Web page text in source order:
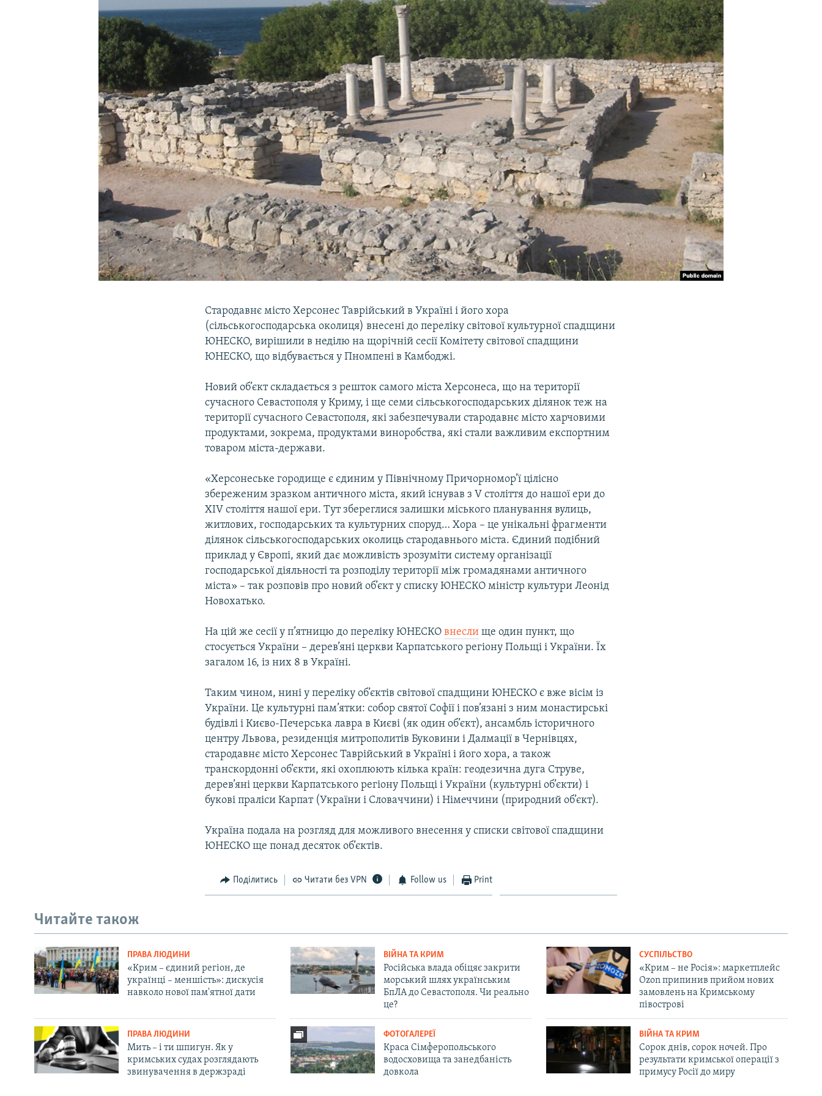
УКРАЇНСЬКА ПРОБЛЕМА КРИМУ
Стародавнє місто Херсонес Таврійський в Україні і його хора
(сільськогосподарська околиця) внесені до переліку світової культурної спадщини
ЮНЕСКО, вирішили в неділю на щорічній сесії Комітету світової спадщини
ЮНЕСКО, що відбувається у Пномпені в Камбоджі.
Новий об’єкт складається з решток самого міста Херсонеса, що на території
сучасного Севастополя у Криму, і ще семи сільськогосподарських ділянок теж на
території сучасного Севастополя, які забезпечували стародавнє місто харчовими
продуктами, зокрема, продуктами виноробства, які стали важливим експортним
товаром міста-держави.
«Херсонеське городище є єдиним у Північному Причорномор’ї цілісно
збереженим зразком античного міста, який існував з V століття до нашої ери до
XIV століття нашої ери. Тут збереглися залишки міського планування вулиць,
житлових, господарських та культурних споруд… Хора – це унікальні фрагменти
ділянок сільськогосподарських околиць стародавнього міста. Єдиний подібний
приклад у Європі, який дає можливість зрозуміти систему організації
господарської діяльності та розподілу території між громадянами античного
міста» – так розповів про новий об’єкт у списку ЮНЕСКО міністр культури Леонід
Новохатько.
На цій же сесії у п’ятницю до переліку ЮНЕСКОвнесли ще один пункт, що
стосується України – дерев’яні церкви Карпатського регіону Польщі і України. Їх
загалом 16, із них 8 в Україні.
Таким чином, нині у переліку об’єктів світової спадщини ЮНЕСКО є вже вісім із
України. Це культурні пам’ятки: собор святої Софії і пов’язані з ним монастирські
будівлі і Києво-Печерська лавра в Києві (як один об’єкт), ансамбль історичного
центру Львова, резиденція митрополитів Буковини і Далмації в Чернівцях,
стародавнє місто Херсонес Таврійський в Україні і його хора, а також
транскордонні об’єкти, які охоплюють кілька країн: геодезична дуга Струве,
дерев’яні церкви Карпатського регіону Польщі і України (культурні об’єкти) і
букові праліси Карпат (України і Словаччини) і Німеччини (природний об’єкт).
Україна подала на розгляд для можливого внесення у списки світової спадщини
ЮНЕСКО ще понад десяток об’єктів.
Поділитись Читати без VPN Follow us Print
Читайте також
ПРАВА ЛЮДИНИ
«Крим – єдиний регіон, де
українці – меншість»: дискусія
навколо нової пам'ятної дати
ВІЙНА ТА КРИМ
Російська влада обіцяє закрити
морський шлях українським
БпЛА до Севастополя. Чи реально
це?
СУСПІЛЬСТВО
«Крим – не Росія»: маркетплейс
Ozon припинив прийом нових
замовлень на Кримському
півострові
ПРАВА ЛЮДИНИ
Мить – і ти шпигун. Як у
кримських судах розглядають
звинувачення в держзраді
ФОТОГАЛЕРЕЇ
Краса Сімферопольського
водосховища та занедбаність
довкола
ВІЙНА ТА КРИМ
Сорок днів, сорок ночей. Про
результати кримської операції з
примусу Росії до миру